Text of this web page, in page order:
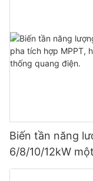
Biến tần năng
6/8/10/12kW
song song 9